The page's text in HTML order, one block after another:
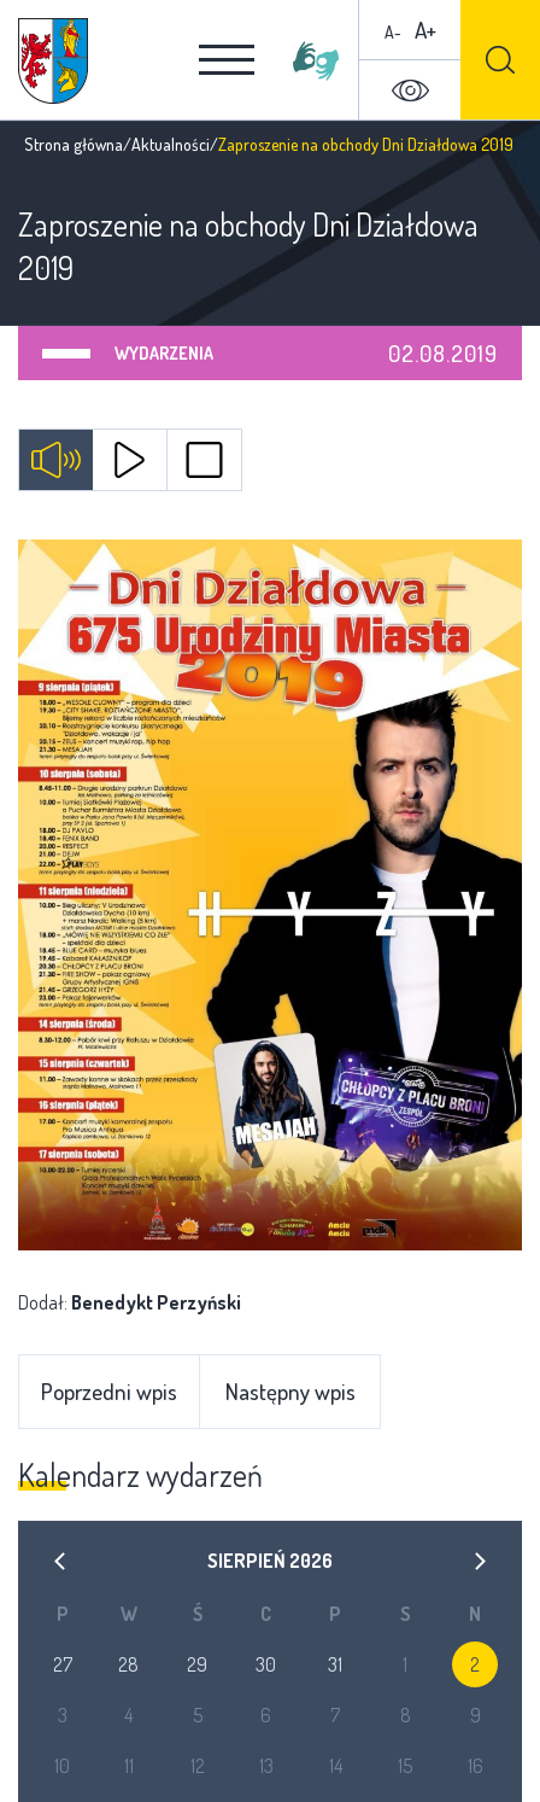
A- A+
Strona główna/Aktualności/Zaproszenie na obchody Dni Działdowa 2019
Zaproszenie na obchody Dni Działdowa
2019
WYDARZENIA 02.08.2019
Dodał: Benedykt Perzyński
Poprzedni wpis Następny wpis
Kalendarz wydarzeń
SIERPIEŃ 2026
P W Ś C P S N
27 28 29 30 31 1 2
3 4 5 6 7 8 9
10 11 12 13 14 15 16